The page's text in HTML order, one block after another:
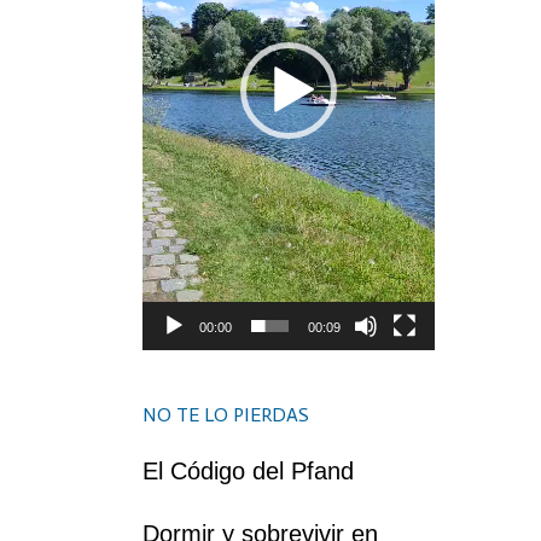
00:00 00:09
NO TE LO PIERDAS
El Código del Pfand
Dormir y sobrevivir en